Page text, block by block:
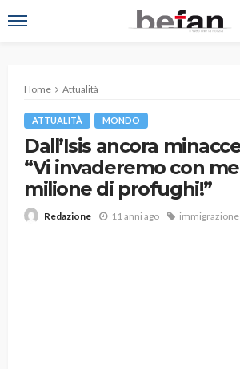
Home Attualità
ATTUALITÀ MONDO
Dall’Isis ancora
“Vi invaderemo con
milione di profughi!”
Redazione 11 anni ago immigrazione